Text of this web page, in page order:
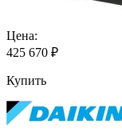
Цена:
425 670 ₽
Купить